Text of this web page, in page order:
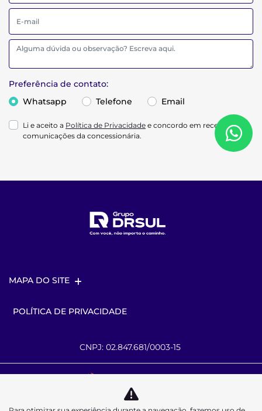
Preferência de contato:
Whatsapp
Telefone Email
Li e aceito a Política de Privacidade e concordo em receber
comunicações da concessionária.
MAPA DO SITE
POLÍTICA DE PRIVACIDADE
CNPJ: 02.847.681/0003-15
Desacelere. Seu bem maior é a vida.